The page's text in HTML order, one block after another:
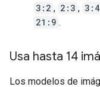
3:2 , 2:3 , 3:4
21:9 .
Usa hasta 14
Los modelos de